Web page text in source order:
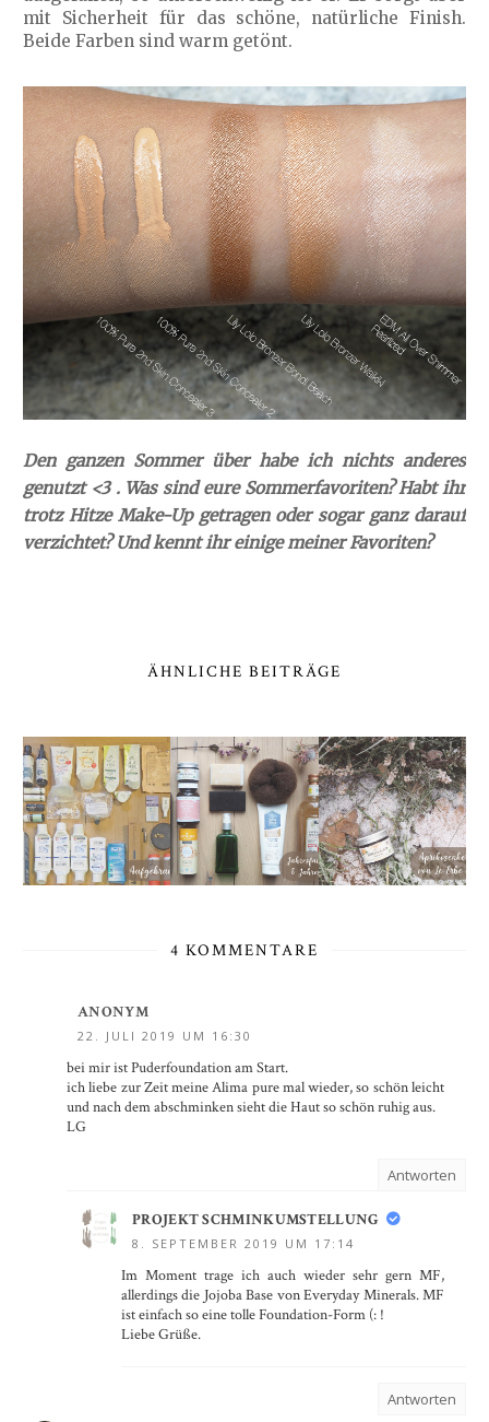
mit Sicherheit für das schöne, natürliche Finish.
Beide Farben sind warm getönt.
Den ganzen Sommer über habe ich nichts anderes
genutzt <3 . Was sind eure Sommerfavoriten? Habt ihr
trotz Hitze Make-Up getragen oder sogar ganz darauf
verzichtet? Und kennt ihr einige meiner Favoriten?
ÄHNLICHE BEITRÄGE
4 KOMMENTARE
ANONYM
22. JULI 2019 UM 16:30
bei mir ist Puderfoundation am Start.
ich liebe zur Zeit meine Alima pure mal wieder, so schön leicht
und nach dem abschminken sieht die Haut so schön ruhig aus.
LG
Antworten
PROJEKT SCHMINKUMSTELLUNG
8. SEPTEMBER 2019 UM 17:14
Im Moment trage ich auch wieder sehr gern MF,
allerdings die Jojoba Base von Everyday Minerals. MF
ist einfach so eine tolle Foundation-Form (: !
Liebe Grüße.
Antworten